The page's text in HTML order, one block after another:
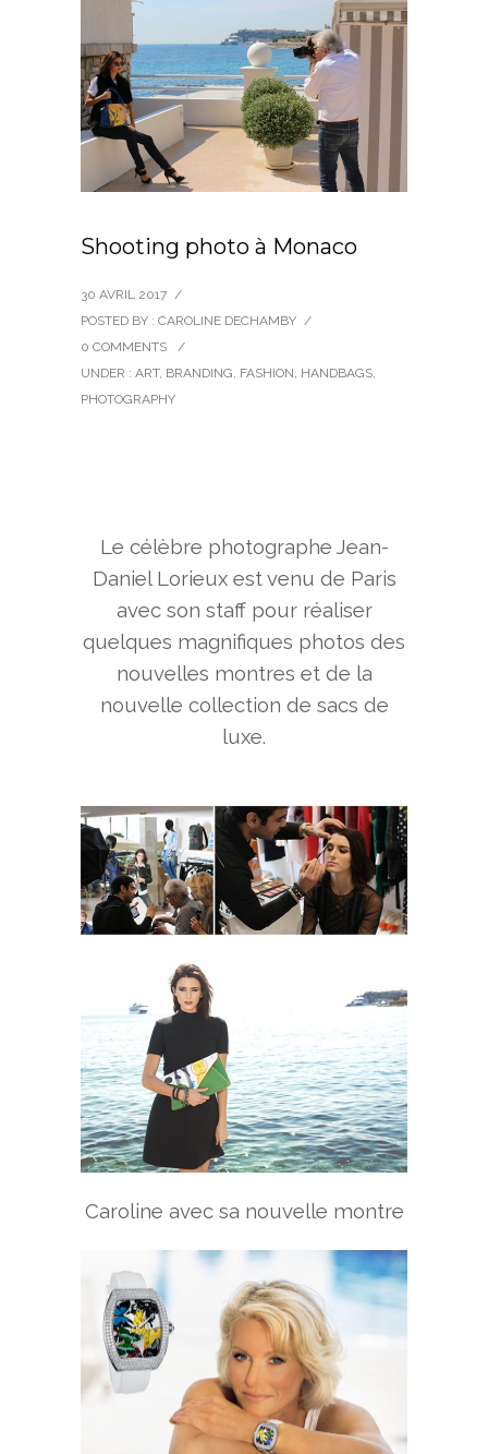
Shooting photo à Monaco
30 AVRIL 2017 /
POSTED BY : CAROLINE DECHAMBY /
0 COMMENTS
/
UNDER : ART, BRANDING, FASHION, HANDBAGS,
PHOTOGRAPHY
Le célèbre photographe Jean-
Daniel Lorieux est venu de Paris
avec son staff pour réaliser
quelques magnifiques photos des
nouvelles montres et de la
nouvelle collection de sacs de
luxe.
Caroline avec sa nouvelle montre